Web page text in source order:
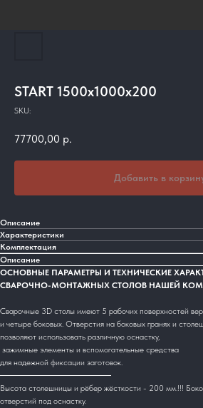
START 1500x1000x200
SKU:
77700,00 р.
Добавить в
Описание
Характеристики
Комплектация
Описание
ОСНОВНЫЕ ПАРАМЕТРЫ И ТЕХНИЧЕСКИЕ
СВАРОЧНО-МОНТАЖНЫХ СТОЛОВ НАШЕЙ
Сварочные 3D столы имеют 5 рабочих поверхностей
и четыре боковых. Отверстия на боковых гранях и
позволяют использовать различную оснастку,
зажимные элементы и вспомогательные средства
для надежной фиксации заготовок.
Высота столешницы и рёбер жёсткости - 200 мм.!!!
отверстий под оснастку.